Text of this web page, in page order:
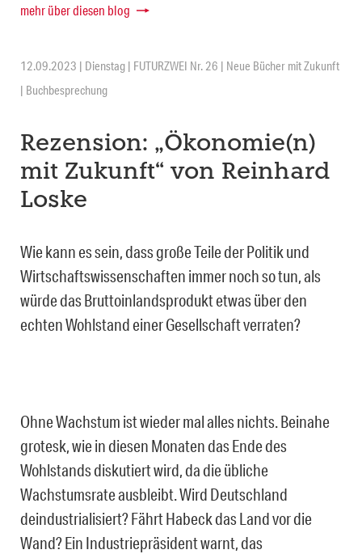
mehr über diesen blog
12.09.2023 | Dienstag | FUTURZWEI Nr. 26 | Neue Bücher mit Zukunft
| Buchbesprechung
Rezension: „Ökonomie(n)
mit Zukunft“ von Reinhard
Loske
Wie kann es sein, dass große Teile der Politik und
Wirtschaftswissenschaften immer noch so tun, als
würde das Bruttoinlandsprodukt etwas über den
echten Wohlstand einer Gesellschaft verraten?
Ohne Wachstum ist wieder mal alles nichts. Beinahe
grotesk, wie in diesen Monaten das Ende des
Wohlstands diskutiert wird, da die übliche
Wachstumsrate ausbleibt. Wird Deutschland
deindustrialisiert? Fährt Habeck das Land vor die
Wand? Ein Industriepräsident warnt, das